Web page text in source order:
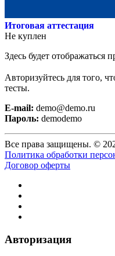
Итоговая аттестация
Не куплен
Здесь будет отображаться
Авторизуйтесь для того,
тесты.
E-mail: demo@demo.ru
Пароль: demodemo
Все права защищены. ©
Политика обработки
Договор оферты
Авторизация